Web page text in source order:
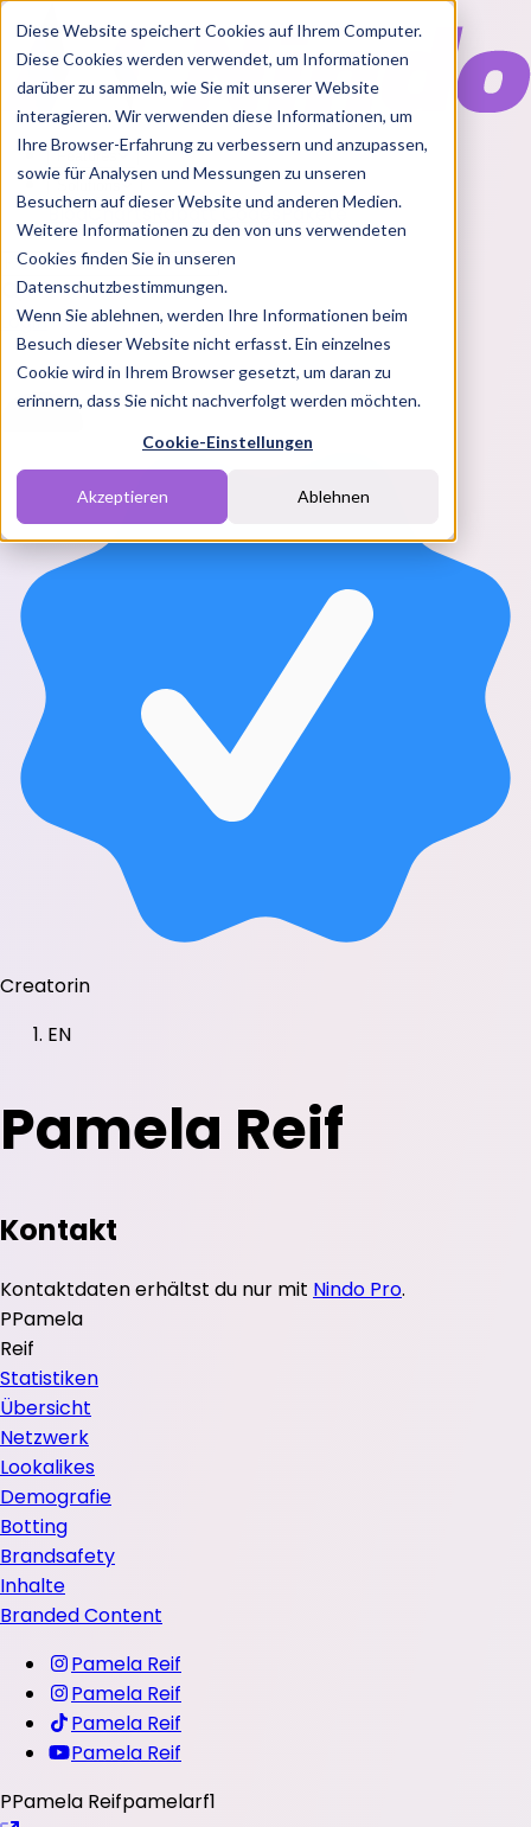
Diese Website speichert Cookies auf Ihrem Computer.
Diese Cookies werden verwendet, um Informationen
darüber zu sammeln, wie Sie mit unserer Website
interagieren. Wir verwenden diese Informationen, um
Ihre Browser-Erfahrung zu verbessern und anzupassen,
sowie für Analysen und Messungen zu unseren
Besuchern auf dieser Website und anderen Medien.
Weitere Informationen zu den von uns verwendeten
Cookies finden Sie in unseren
Datenschutzbestimmungen.
Wenn Sie ablehnen, werden Ihre Informationen beim
Besuch dieser Website nicht erfasst. Ein einzelnes
Cookie wird in Ihrem Browser gesetzt, um daran zu
erinnern, dass Sie nicht nachverfolgt werden möchten.
Cookie-Einstellungen
Akzeptieren Ablehnen
Features
Solutions
BlogChartsRabatt CodesPakete
Login
Creatorin
EN
Pamela Reif
Kontakt
Kontaktdaten erhältst du nur mit Nindo Pro.
PPamela
Reif
Statistiken
Übersicht
Netzwerk
Lookalikes
Demografie
Botting
Brandsafety
Inhalte
Branded Content
Pamela Reif
Pamela Reif
Pamela Reif
Pamela Reif
PPamela Reifpamelarf1